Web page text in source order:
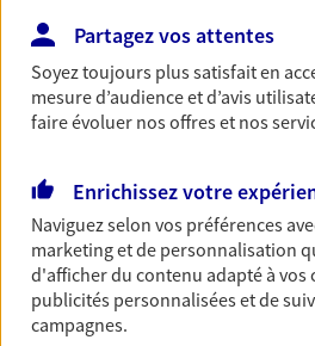
Retraite
Préparez sereinement ce
votre vie avec les conseils
spécialement conçue pour la
Découvrir l'offre Retraite
Prévoyance
Pour un avenir serein,
Partagez vos attentes
Soyez toujours plus satisfait en
mesure d’audience et d’avis
faire évoluer nos offres et nos
Enrichissez votre
Naviguez selon vos préférences
marketing et de personnalisation
d'afficher du contenu adapté à vos
publicités personnalisées et de
campagnes.